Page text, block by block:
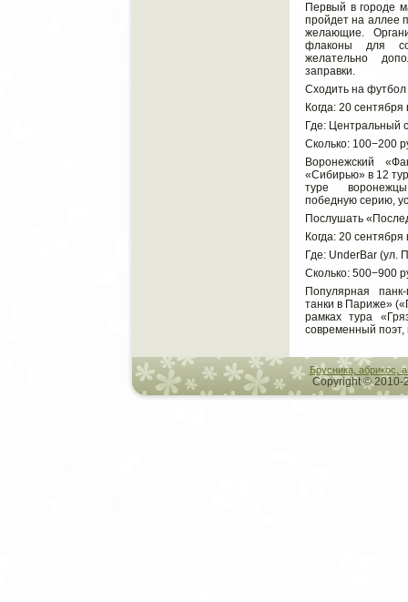
Первый в городе
пройдет на аллее
желающие.
флаконы для
желательно
заправки.
Сходить на футбол
Когда: 20 сентября
Где: Центральный
Сколько: 100−200
Воронежский
«Сибирью» в 12
туре
победную серию,
Послушать
Когда: 20 сентября
Где: UnderBar (ул.
Сколько: 500−900
Популярная
танки в Париже»
рамках тура
современный поэт,
Брусника, абрикос,
Copyright © 2010-